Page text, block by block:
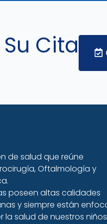
Cita
de salud que reúne
Oftalmología y
poseen altas calidades
y siempre están
la salud de nuestros